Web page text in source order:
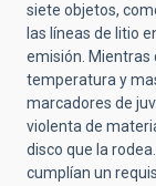
siete objetos,
las líneas de litio
emisión. Mientras
temperatura y
marcadores de
violenta de
disco que la
cumplían un